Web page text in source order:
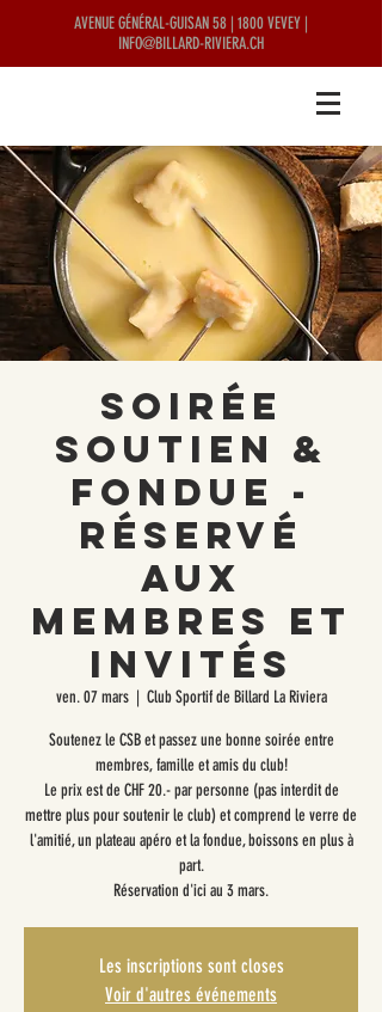
AVENUE GÉNÉRAL-GUISAN 58 | 1800 VEVEY |
INFO@BILLARD-RIVIERA.CH
Soirée
Soutien &
Fondue -
réservé
aux
membres et
invités
ven. 07 mars
  |
Club Sportif de Billard La Riviera
Soutenez le CSB et passez une bonne soirée entre
membres, famille et amis du club!
Le prix est de CHF 20.- par personne (pas interdit de
mettre plus pour soutenir le club) et comprend le verre de
l'amitié, un plateau apéro et la fondue, boissons en plus à
part.
Réservation d'ici au 3 mars.
Les inscriptions sont closes
Voir d'autres événements